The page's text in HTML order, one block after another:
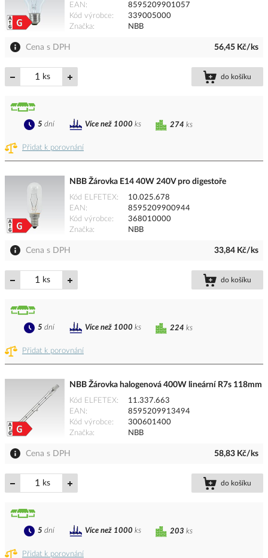
EAN
8595209901057
Kód výrobce
339005000
Značka
NBB
Cena s DPH 56,45 Kč/ks
ks do košíku
Přidat k porovnání
274 ks
5 dní Více než 1000 ks
NBB Žárovka E14 40W 240V pro digestoře
Kód ELFETEX
10.025.678
EAN
8595209900944
Kód výrobce
368010000
Značka
NBB
Cena s DPH 33,84 Kč/ks
ks do košíku
Přidat k porovnání
224 ks
5 dní Více než 1000 ks
NBB Žárovka halogenová 400W lineární R7s 118mm
Kód ELFETEX
11.337.663
EAN
8595209913494
Kód výrobce
300601400
Značka
NBB
Cena s DPH 58,83 Kč/ks
ks do košíku
Přidat k porovnání
203 ks
5 dní Více než 1000 ks